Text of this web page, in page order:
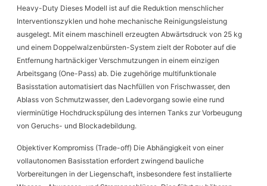
Heavy-Duty Dieses Modell ist auf die Reduktion menschlicher
Interventionszyklen und hohe mechanische Reinigungsleistung
ausgelegt. Mit einem maschinell erzeugten Abwärtsdruck von 25 kg
und einem Doppelwalzenbürsten-System zielt der Roboter auf die
Entfernung hartnäckiger Verschmutzungen in einem einzigen
Arbeitsgang (One-Pass) ab. Die zugehörige multifunktionale
Basisstation automatisiert das Nachfüllen von Frischwasser, den
Ablass von Schmutzwasser, den Ladevorgang sowie eine rund
vierminütige Hochdruckspülung des internen Tanks zur Vorbeugung
von Geruchs- und Blockadebildung.
Objektiver Kompromiss (Trade-off) Die Abhängigkeit von einer
vollautonomen Basisstation erfordert zwingend bauliche
Vorbereitungen in der Liegenschaft, insbesondere fest installierte